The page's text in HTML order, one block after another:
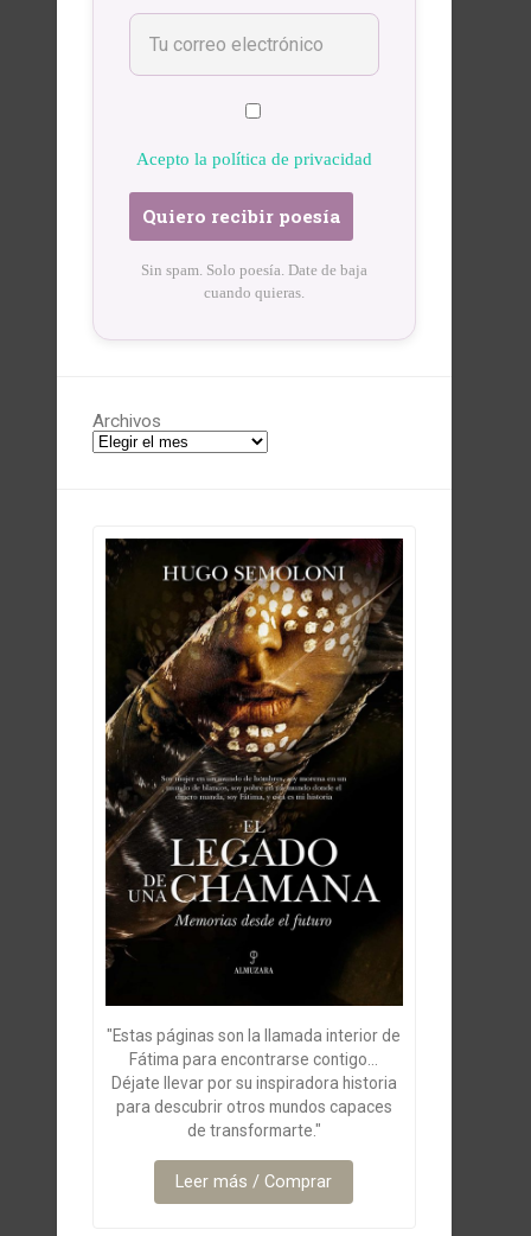
Acepto la política de privacidad
Sin spam. Solo poesía. Date de baja
cuando quieras.
Archivos
"Estas páginas son la llamada interior de
Fátima para encontrarse contigo...
Déjate llevar por su inspiradora historia
para descubrir otros mundos capaces
de transformarte."
Leer más / Comprar